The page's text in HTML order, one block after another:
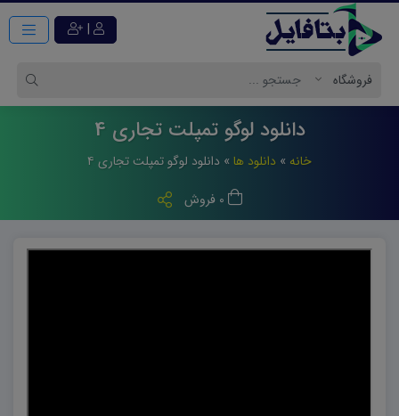
|
دانلود لوگو تمپلت تجاری 4
خانه » دانلود ها » دانلود لوگو تمپلت تجاری ۴